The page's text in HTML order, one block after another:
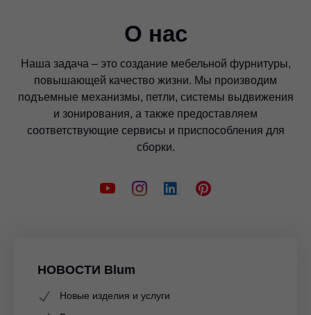
О нас
Наша задача – это создание мебельной фурнитуры,
повышающей качество жизни. Мы производим
подъемные механизмы, петли, системы выдвижения
и зонирования, а также предоставляем
соответствующие сервисы и приспособления для
сборки.
НОВОСТИ Blum
Новые изделия и услуги